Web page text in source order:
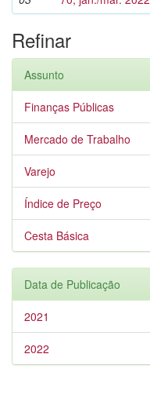
Refinar
Assunto
Finanças Públicas
Mercado de Trabalho
Varejo
Índice de Preço
Cesta Básica
Data de Publicação
2021
2022